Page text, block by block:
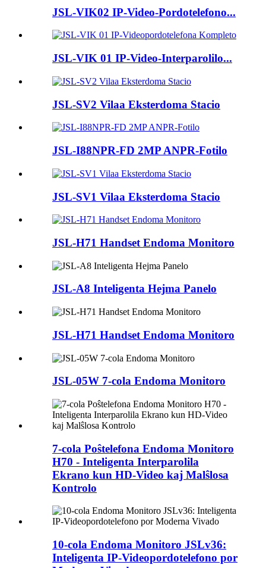
JSL-VIK02 IP-Video-Pordotelefono...
JSL-VIK 01 IP-Video-Interparolilo...
JSL-SV2 Vilaa Eksterdoma Stacio
JSL-I88NPR-FD 2MP ANPR-Fotilo
JSL-SV1 Vilaa Eksterdoma Stacio
JSL-H71 Handset Endoma Monitoro
JSL-A8 Inteligenta Hejma Panelo
JSL-H71 Handset Endoma Monitoro
JSL-05W 7-cola Endoma Monitoro
7-cola Poŝtelefona Endoma Monitoro
H70 - Inteligenta Interparolila
Ekrano kun HD-Video kaj Malŝlosa
Kontrolo
10-cola Endoma Monitoro JSLv36:
Inteligenta IP-Videopordotelefono por